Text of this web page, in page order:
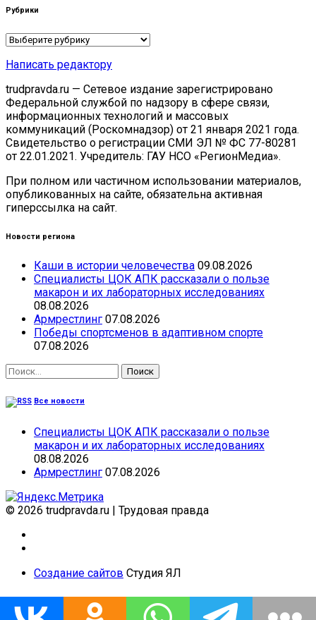
Рубрики
Рубрики
Написать редактору
trudpravda.ru — Сетевое издание зарегистрировано
Федеральной службой по надзору в сфере связи,
информационных технологий и массовых
коммуникаций (Роскомнадзор) от 21 января 2021 года.
Свидетельство о регистрации СМИ ЭЛ № ФС 77-80281
от 22.01.2021. Учредитель: ГАУ НСО «РегионМедиа».
При полном или частичном использовании материалов,
опубликованных на сайте, обязательна активная
гиперссылка на сайт.
Новости региона
Каши в истории человечества 09.08.2026
Специалисты ЦОК АПК рассказали о пользе
макарон и их лабораторных исследованиях
08.08.2026
Армрестлинг 07.08.2026
Победы спортсменов в адаптивном спорте
07.08.2026
Найти:
Все новости
Специалисты ЦОК АПК рассказали о пользе
макарон и их лабораторных исследованиях
08.08.2026
Армрестлинг 07.08.2026
© 2026 trudpravda.ru | Трудовая правда
Создание сайтов Студия ЯЛ